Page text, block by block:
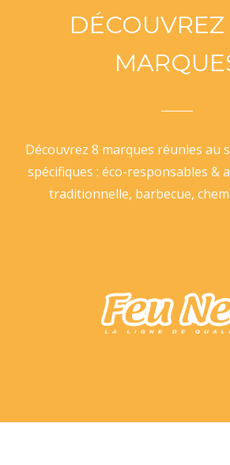
Découvrez 8 marques réunies au
spécifiques : éco-responsables &
traditionnelle, barbecue,